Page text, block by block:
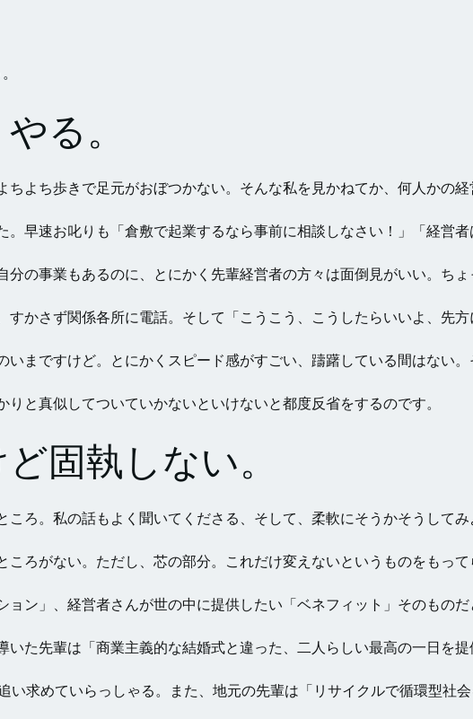
る。
ちよち歩きで足元がおぼつかない。そんな私を見かねてか、何人かの経
。早速お叱りも「倉敷で起業するなら事前に相談しなさい！」「経営者
分の事業もあるのに、とにかく先輩経営者の方々は面倒見がいい。ちょ
すかさず関係各所に電話。そして「こうこう、こうしたらいいよ、先方
いまですけど。とにかくスピード感がすごい、躊躇している間はない。
りと真似してついていかないといけないと都度反省をするのです。
固執しない。
ころ。私の話もよく聞いてくださる、そして、柔軟にそうかそうしてみ
ころがない。ただし、芯の部分。これだけ変えないというものをもって
ョン」、経営者さんが世の中に提供したい「ベネフィット」そのものだ
いた先輩は「商業主義的な結婚式と違った、二人らしい最高の一日を提
い求めていらっしゃる。また、地元の先輩は「リサイクルで循環型社